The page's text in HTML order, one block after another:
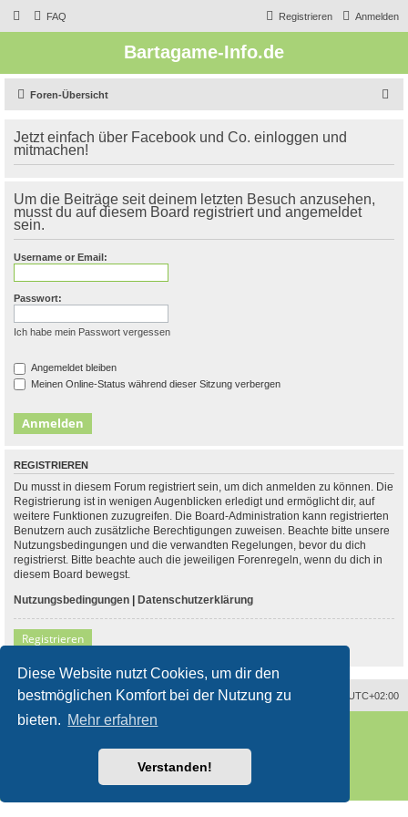
Diese Website nutzt Cookies, um dir den
bestmöglichen Komfort bei der Nutzung zu
bieten. Mehr erfahren
Verstanden!
FAQ Anmelden
Registrieren
Bartagame-Info.de
Foren-Übersicht
Jetzt einfach über Facebook und Co. einloggen und
mitmachen!
Um die Beiträge seit deinem letzten Besuch anzusehen,
musst du auf diesem Board registriert und angemeldet
sein.
Username or Email:
Passwort:
Ich habe mein Passwort vergessen
Angemeldet bleiben
Meinen Online-Status während dieser Sitzung verbergen
REGISTRIEREN
Du musst in diesem Forum registriert sein, um dich anmelden zu können. Die
Registrierung ist in wenigen Augenblicken erledigt und ermöglicht dir, auf
weitere Funktionen zuzugreifen. Die Board-Administration kann registrierten
Benutzern auch zusätzliche Berechtigungen zuweisen. Beachte bitte unsere
Nutzungsbedingungen und die verwandten Regelungen, bevor du dich
registrierst. Bitte beachte auch die jeweiligen Forenregeln, wenn du dich in
diesem Board bewegst.
Nutzungsbedingungen | Datenschutzerklärung
Registrieren
Alle Zeiten sind UTC+02:00
Powered by phpBB® Forum Software © phpBB Limited
Mazeltof2017
Nutzungsbedingungen